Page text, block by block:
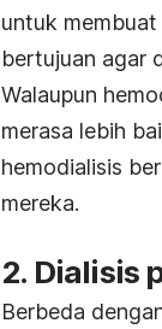
untuk
bertujuan agar
Walaupun
merasa lebih
hemodialisis
mereka.
2. Dialisis
Berbeda